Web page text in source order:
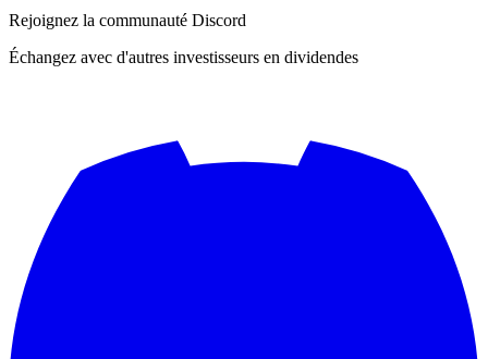
Rejoignez la communauté Discord
Échangez avec d'autres investisseurs en dividendes